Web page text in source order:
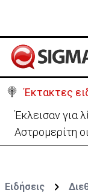
Έκτακτες
Συνελήφθη
τροχαίο με
Ειδήσεις